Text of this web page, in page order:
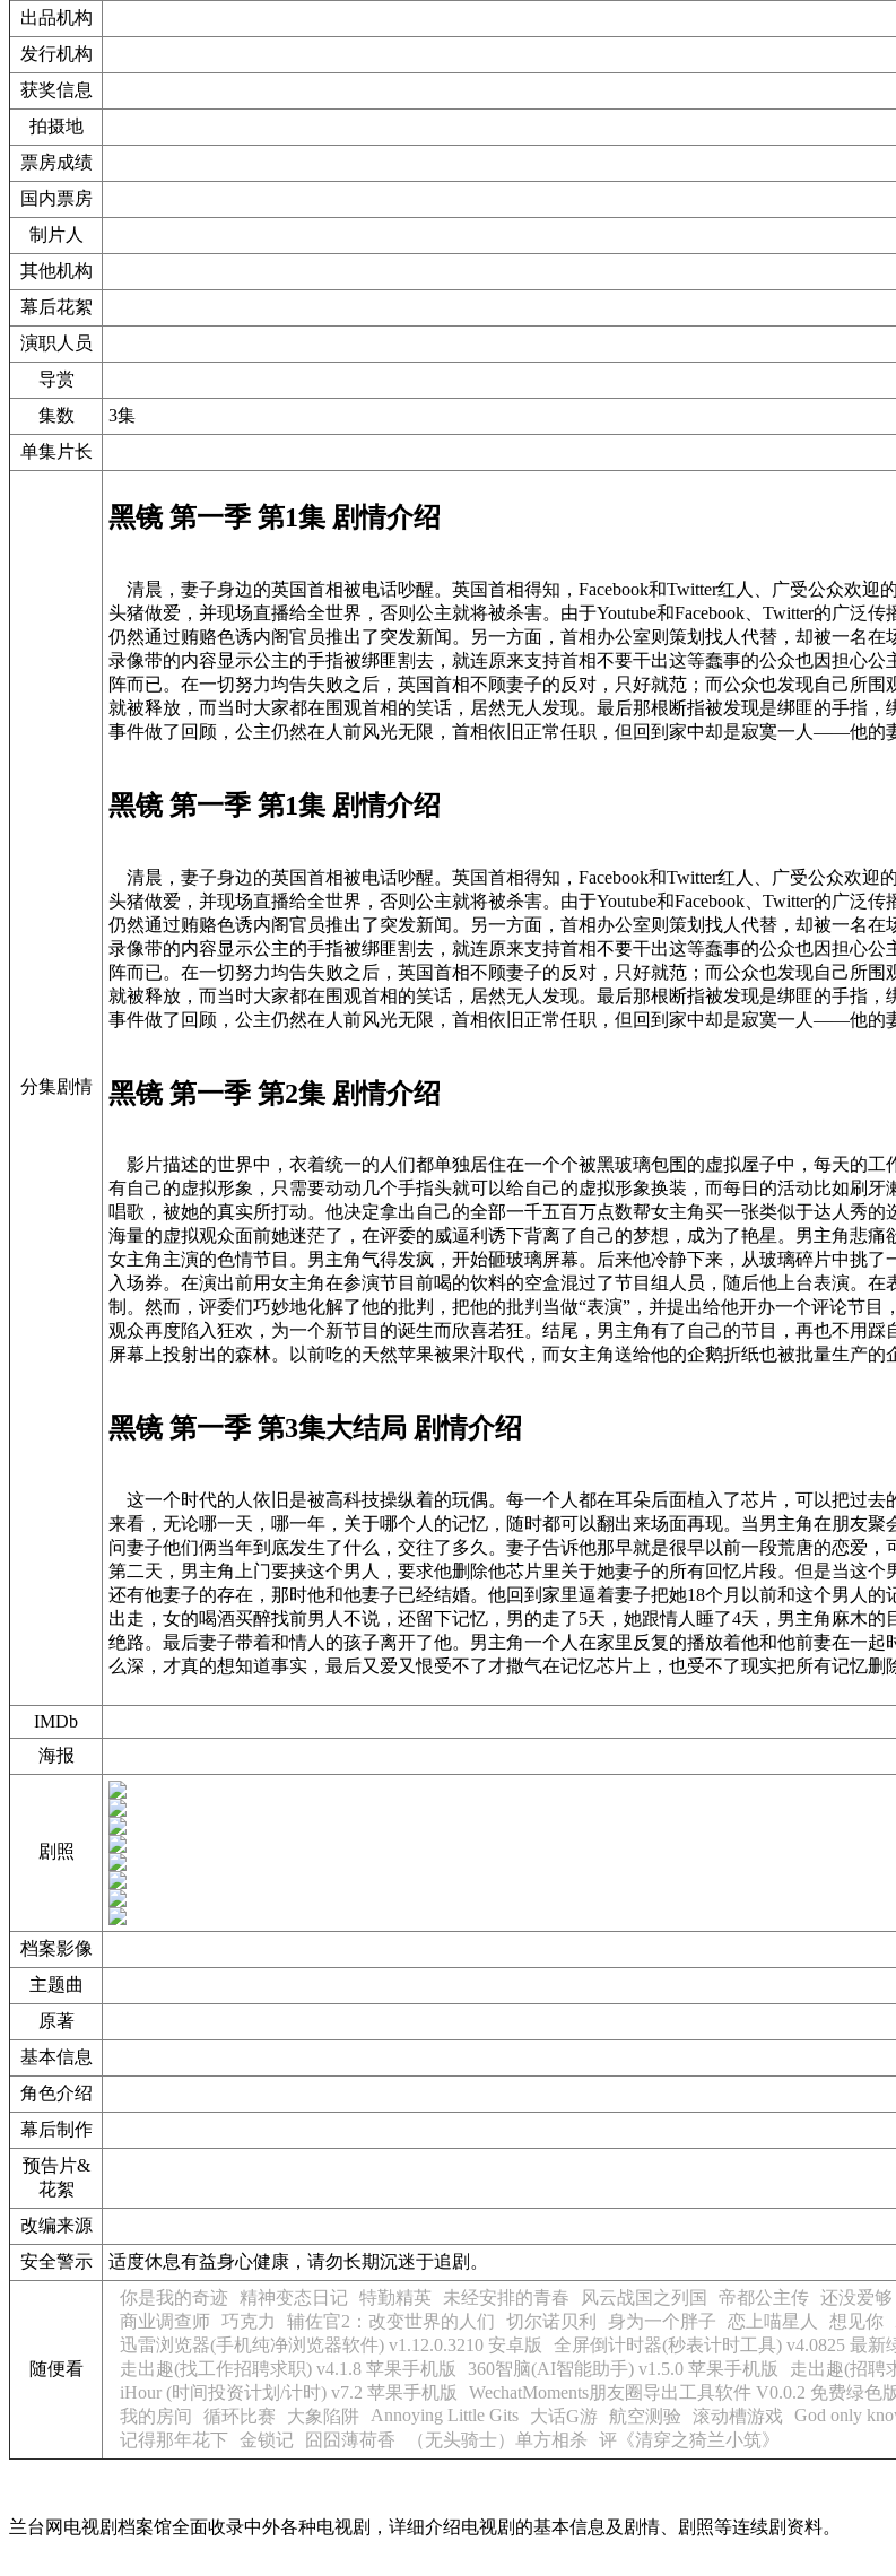
出品机构
发行机构
获奖信息
拍摄地
票房成绩
国内票房
制片人
其他机构
幕后花絮
演职人员
导赏
集数
3集
单集片长
分集剧情
黑镜 第一季 第1集 剧情介绍
清晨，妻子身边的英国首相被电话吵醒。英国首相得知，Facebook和Twitter红人、广受公众欢迎
头猪做爱，并现场直播给全世界，否则公主就将被杀害。由于Youtube和Facebook、Twitter的广泛
仍然通过贿赂色诱内阁官员推出了突发新闻。另一方面，首相办公室则策划找人代替，却被一名
录像带的内容显示公主的手指被绑匪割去，就连原来支持首相不要干出这等蠢事的公众也因担心
阵而已。在一切努力均告失败之后，英国首相不顾妻子的反对，只好就范；而公众也发现自己所
就被释放，而当时大家都在围观首相的笑话，居然无人发现。最后那根断指被发现是绑匪的手指
事件做了回顾，公主仍然在人前风光无限，首相依旧正常任职，但回到家中却是寂寞一人——他的
黑镜 第一季 第1集 剧情介绍
清晨，妻子身边的英国首相被电话吵醒。英国首相得知，Facebook和Twitter红人、广受公众欢迎
头猪做爱，并现场直播给全世界，否则公主就将被杀害。由于Youtube和Facebook、Twitter的广泛
仍然通过贿赂色诱内阁官员推出了突发新闻。另一方面，首相办公室则策划找人代替，却被一名
录像带的内容显示公主的手指被绑匪割去，就连原来支持首相不要干出这等蠢事的公众也因担心
阵而已。在一切努力均告失败之后，英国首相不顾妻子的反对，只好就范；而公众也发现自己所
就被释放，而当时大家都在围观首相的笑话，居然无人发现。最后那根断指被发现是绑匪的手指
事件做了回顾，公主仍然在人前风光无限，首相依旧正常任职，但回到家中却是寂寞一人——他的
黑镜 第一季 第2集 剧情介绍
影片描述的世界中，衣着统一的人们都单独居住在一个个被黑玻璃包围的虚拟屋子中，每天的
有自己的虚拟形象，只需要动动几个手指头就可以给自己的虚拟形象换装，而每日的活动比如刷
唱歌，被她的真实所打动。他决定拿出自己的全部一千五百万点数帮女主角买一张类似于达人秀
海量的虚拟观众面前她迷茫了，在评委的威逼利诱下背离了自己的梦想，成为了艳星。男主角悲
女主角主演的色情节目。男主角气得发疯，开始砸玻璃屏幕。后来他冷静下来，从玻璃碎片中挑
入场券。在演出前用女主角在参演节目前喝的饮料的空盒混过了节目组人员，随后他上台表演。
制。然而，评委们巧妙地化解了他的批判，把他的批判当做“表演”，并提出给他开办一个评论节
观众再度陷入狂欢，为一个新节目的诞生而欣喜若狂。结尾，男主角有了自己的节目，再也不用
屏幕上投射出的森林。以前吃的天然苹果被果汁取代，而女主角送给他的企鹅折纸也被批量生产的
黑镜 第一季 第3集大结局 剧情介绍
这一个时代的人依旧是被高科技操纵着的玩偶。每一个人都在耳朵后面植入了芯片，可以把过
来看，无论哪一天，哪一年，关于哪个人的记忆，随时都可以翻出来场面再现。当男主角在朋友
问妻子他们俩当年到底发生了什么，交往了多久。妻子告诉他那早就是很早以前一段荒唐的恋爱
第二天，男主角上门要挟这个男人，要求他删除他芯片里关于她妻子的所有回忆片段。但是当这
还有他妻子的存在，那时他和他妻子已经结婚。他回到家里逼着妻子把她18个月以前和这个男人
出走，女的喝酒买醉找前男人不说，还留下记忆，男的走了5天，她跟情人睡了4天，男主角麻木
绝路。最后妻子带着和情人的孩子离开了他。男主角一个人在家里反复的播放着他和他前妻在一
么深，才真的想知道事实，最后又爱又恨受不了才撒气在记忆芯片上，也受不了现实把所有记忆删
IMDb
海报
剧照
档案影像
主题曲
原著
基本信息
角色介绍
幕后制作
预告片&
花絮
改编来源
安全警示
适度休息有益身心健康，请勿长期沉迷于追剧。
随便看
你是我的奇迹 精神变态日记 特勤精英 未经安排的青春 风云战国之列国 帝都公主传 还没爱够
商业调查师 巧克力 辅佐官2：改变世界的人们 切尔诺贝利 身为一个胖子 恋上喵星人 想见你
迅雷浏览器(手机纯净浏览器软件) v1.12.0.3210 安卓版
全屏倒计时器(秒表计时工具) v4.0825 最新
走出趣(找工作招聘求职) v4.1.8 苹果手机版
360智脑(AI智能助手) v1.5.0 苹果手机版 走出趣(招聘
iHour (时间投资计划/计时) v7.2 苹果手机版
WechatMoments朋友圈导出工具软件 V0.0.2 免费绿色
我的房间
循环比赛 大象陷阱 Annoying Little Gits 大话G游 航空测验 滚动槽游戏 God only
记得那年花下
金锁记 囧囧薄荷香 （无头骑士）单方相杀 评《清穿之猗兰小筑》
兰台网电视剧档案馆全面收录中外各种电视剧，详细介绍电视剧的基本信息及剧情、剧照等连续剧资料。